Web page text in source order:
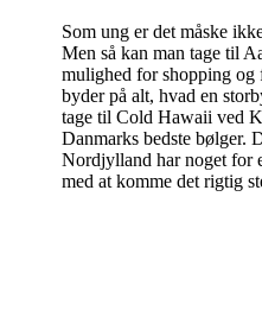
Som ung er det måske
Men så kan man tage til
mulighed for shopping og
byder på alt, hvad en
tage til Cold Hawaii ved
Danmarks bedste bølger.
Nordjylland har noget for
med at komme det rigtig